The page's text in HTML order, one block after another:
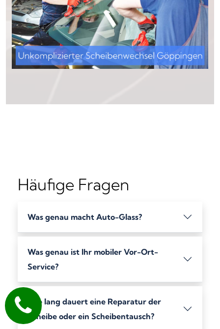
Häufige Fragen
Was genau macht Auto-Glass?
Was genau ist Ihr mobiler Vor-Ort-
Service?
Wie lang dauert eine Reparatur der
Scheibe oder ein Scheibentausch?